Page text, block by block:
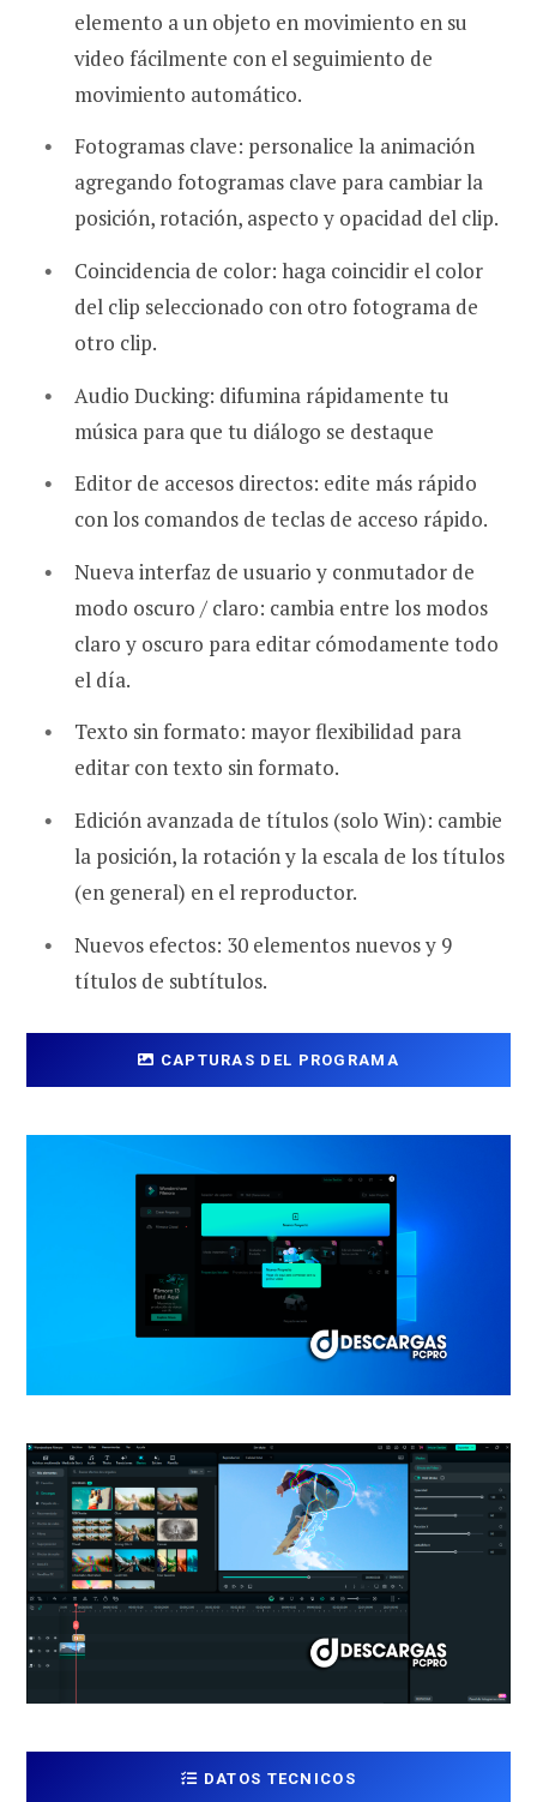
elemento a un objeto en movimiento en su
video fácilmente con el seguimiento de
movimiento automático.
Fotogramas clave: personalice la animación
agregando fotogramas clave para cambiar la
posición, rotación, aspecto y opacidad del clip.
Coincidencia de color: haga coincidir el color
del clip seleccionado con otro fotograma de
otro clip.
Audio Ducking: difumina rápidamente tu
música para que tu diálogo se destaque
Editor de accesos directos: edite más rápido
con los comandos de teclas de acceso rápido.
Nueva interfaz de usuario y conmutador de
modo oscuro / claro: cambia entre los modos
claro y oscuro para editar cómodamente todo
el día.
Texto sin formato: mayor flexibilidad para
editar con texto sin formato.
Edición avanzada de títulos (solo Win): cambie
la posición, la rotación y la escala de los títulos
(en general) en el reproductor.
Nuevos efectos: 30 elementos nuevos y 9
títulos de subtítulos.
CAPTURAS DEL PROGRAMA
DATOS TECNICOS